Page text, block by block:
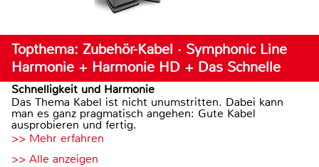
Topthema: Zubehör-Kabel · Symphonic Line
Harmonie + Harmonie HD + Das Schnelle
Schnelligkeit und Harmonie
Das Thema Kabel ist nicht unumstritten. Dabei kann
man es ganz pragmatisch angehen: Gute Kabel
ausprobieren und fertig.
>> Mehr erfahren
>> Alle anzeigen